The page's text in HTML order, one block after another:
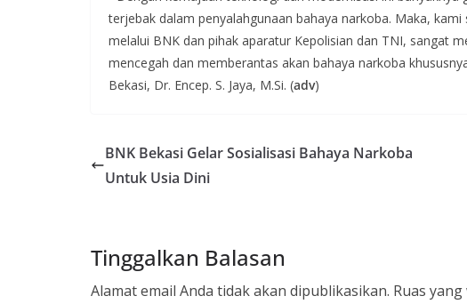
terjebak dalam penyalahgunaan bahaya narkoba. Maka,
melalui BNK dan pihak aparatur Kepolisian dan TNI, sangat
mencegah dan memberantas akan bahaya narkoba
Bekasi, Dr. Encep. S. Jaya, M.Si. (adv)
BNK Bekasi Gelar Sosialisasi Bahaya Narkoba
Untuk Usia Dini
Tinggalkan Balasan
Alamat email Anda tidak akan dipublikasikan. Ruas